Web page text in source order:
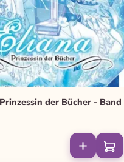
der Bücher - Band
Preis: